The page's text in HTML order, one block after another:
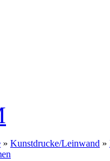
» Kunstdrucke/Leinwand »